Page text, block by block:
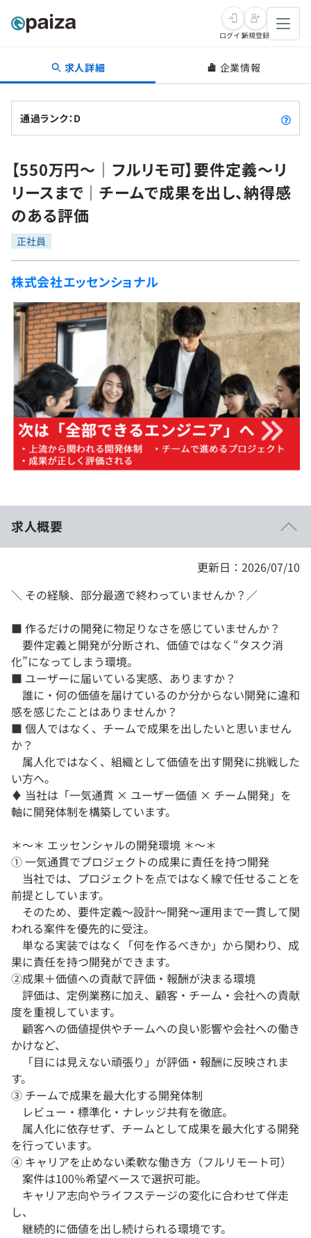
転職・キャリア
転職成功ガイド
転職エージェント
インタビュー
転職成功ガイド
新卒就活
求人検索
本選考
インターン
新卒エージェント
イベント・セミナー
インタビュー
就活成功ガイド
学習
問題集
4択課題
ナレッジ
リファレンス
プラン
個人向けプラン
法人向けプラン
契約内容・クーポン
プログラミング言語
評価結果一覧
再チャレンジ結果一覧
ゲーム・マンガ
Tech Team Journal
paiza times
note
paizaとは？
ログイン新規登録
求人詳細 企業情報
通過ランク：D
【550万円〜｜フルリモ可】要件定義〜リ
リースまで｜チームで成果を出し、納得感
のある評価
正社員
株式会社エッセンショナル
求人概要
更新日：2026/07/10
＼ その経験、部分最適で終わっていませんか？／
■ 作るだけの開発に物足りなさを感じていませんか？
要件定義と開発が分断され、価値ではなく“タスク消
化”になってしまう環境。
■ ユーザーに届いている実感、ありますか？
誰に・何の価値を届けているのか分からない開発に違和
感を感じたことはありませんか？
■ 個人ではなく、チームで成果を出したいと思いません
か？
属人化ではなく、組織として価値を出す開発に挑戦した
い方へ。
♦ 当社は「一気通貫 × ユーザー価値 × チーム開発」を
軸に開発体制を構築しています。
＊～＊ エッセンシャルの開発環境 ＊～＊
① 一気通貫でプロジェクトの成果に責任を持つ開発
当社では、プロジェクトを点ではなく線で任せることを
前提としています。
そのため、要件定義〜設計〜開発〜運用まで一貫して関
われる案件を優先的に受注。
単なる実装ではなく「何を作るべきか」から関わり、成
果に責任を持つ開発ができます。
②成果＋価値への貢献で評価・報酬が決まる環境
評価は、定例業務に加え、顧客・チーム・会社への貢献
度を重視しています。
顧客への価値提供やチームへの良い影響や会社への働き
かけなど、
「目には見えない頑張り」が評価・報酬に反映されま
す。
③ チームで成果を最大化する開発体制
レビュー・標準化・ナレッジ共有を徹底。
属人化に依存せず、チームとして成果を最大化する開発
を行っています。
④ キャリアを止めない柔軟な働き方（フルリモート可）
案件は100％希望ベースで選択可能。
キャリア志向やライフステージの変化に合わせて伴走
し、
継続的に価値を出し続けられる環境です。